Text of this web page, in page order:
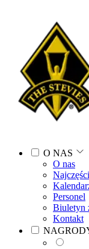
O NAS
O nas
Personel
Biuletyn
Kontakt